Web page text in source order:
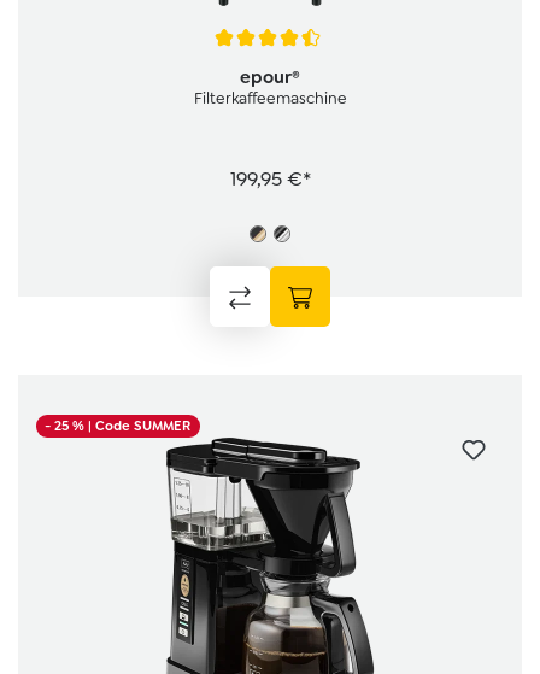
epour®
Filterkaffeemaschine
199,95 €*
- 25 %| Code SUMMER